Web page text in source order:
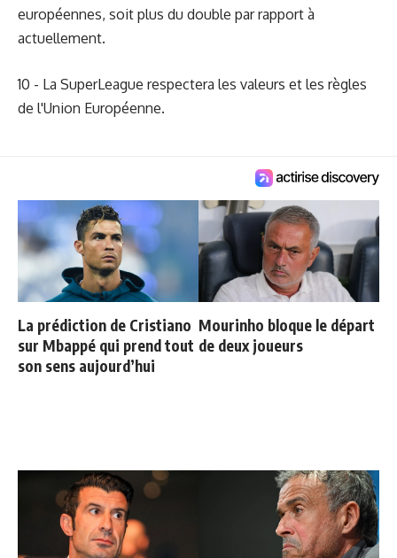
européennes, soit plus du double par rapport à
actuellement.
10 - La SuperLeague respectera les valeurs et les règles
de l'Union Européenne.
La prédiction de Cristiano
sur Mbappé qui prend tout
son sens aujourd’hui
Mourinho bloque le départ
de deux joueurs